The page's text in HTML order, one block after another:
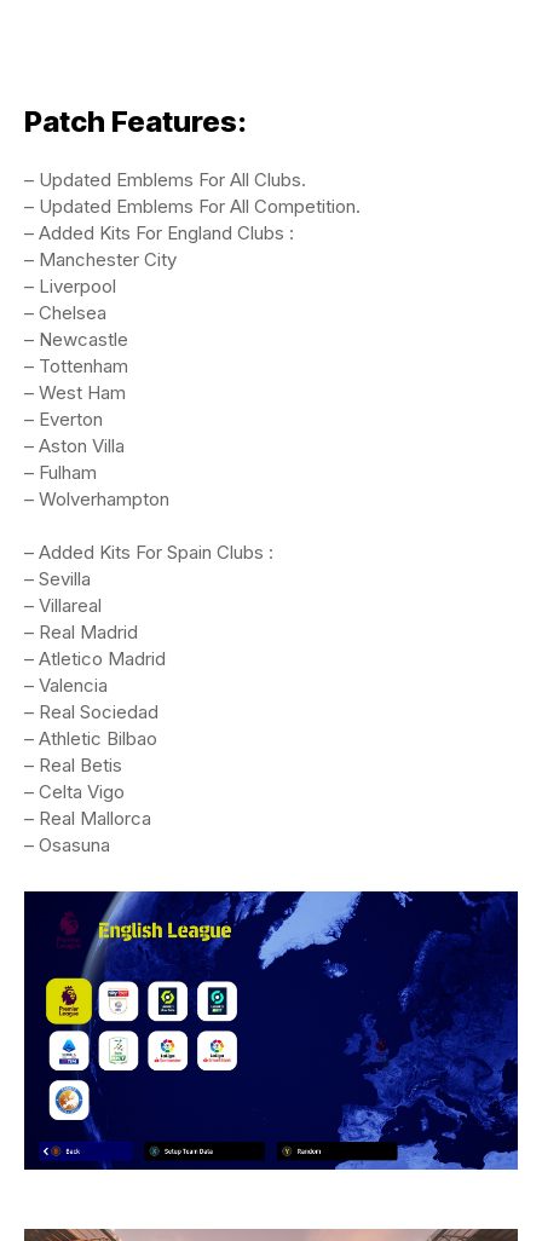
Patch Features:
– Updated Emblems For All Clubs.
– Updated Emblems For All Competition.
– Added Kits For England Clubs :
– Manchester City
– Liverpool
– Chelsea
– Newcastle
– Tottenham
– West Ham
– Everton
– Aston Villa
– Fulham
– Wolverhampton
– Added Kits For Spain Clubs :
– Sevilla
– Villareal
– Real Madrid
– Atletico Madrid
– Valencia
– Real Sociedad
– Athletic Bilbao
– Real Betis
– Celta Vigo
– Real Mallorca
– Osasuna